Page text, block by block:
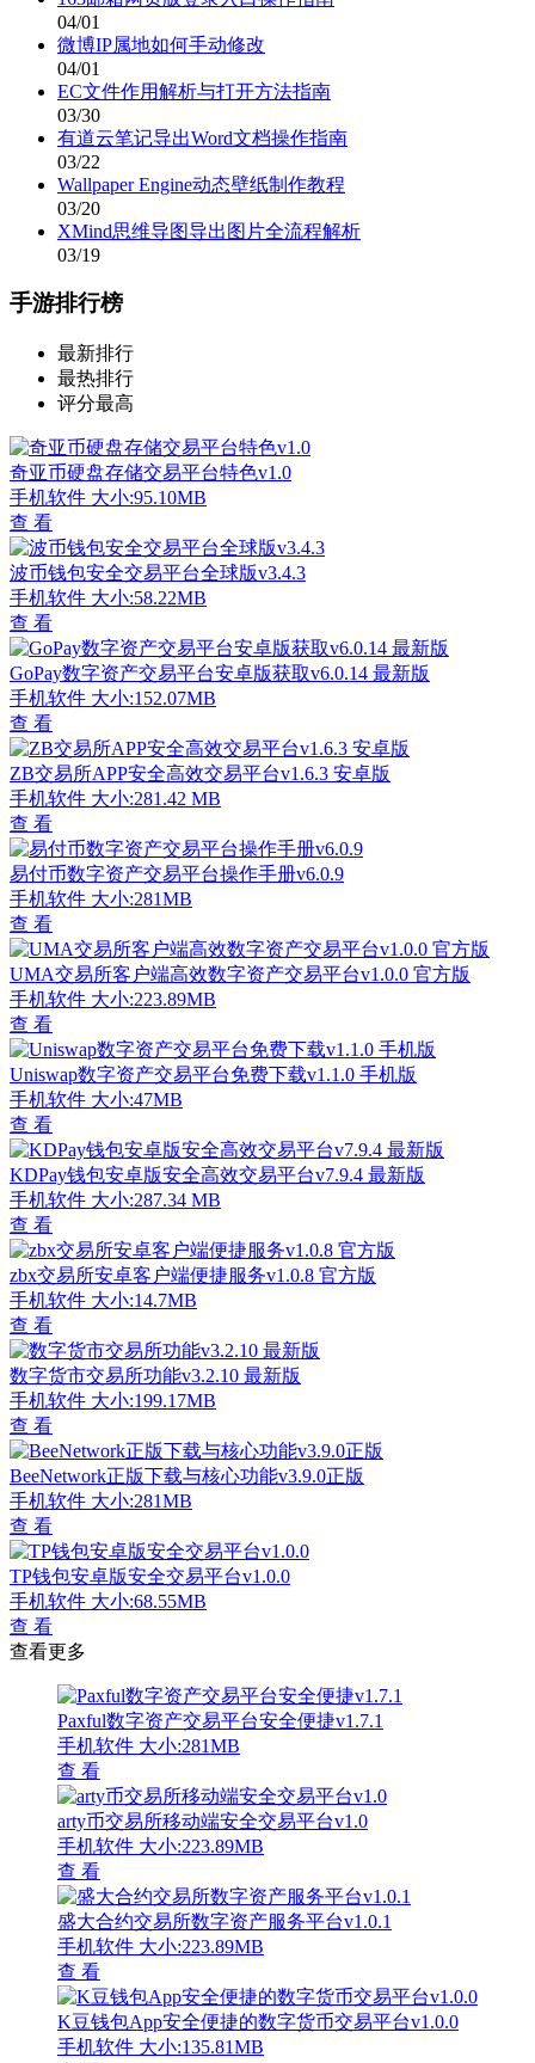
04/01
微博IP属地如何手动修改
04/01
EC文件作用解析与打开方法指南
03/30
有道云笔记导出Word文档操作指南
03/22
Wallpaper Engine动态壁纸制作教程
03/20
XMind思维导图导出图片全流程解析
03/19
手游排行榜
最新排行
最热排行
评分最高
奇亚币硬盘存储交易平台特色v1.0
手机软件 大小:95.10MB
查 看
波币钱包安全交易平台全球版v3.4.3
手机软件 大小:58.22MB
查 看
GoPay数字资产交易平台安卓版获取v6.0.14 最新版
手机软件 大小:152.07MB
查 看
ZB交易所APP安全高效交易平台v1.6.3 安卓版
手机软件 大小:281.42 MB
查 看
易付币数字资产交易平台操作手册v6.0.9
手机软件 大小:281MB
查 看
UMA交易所客户端高效数字资产交易平台v1.0.0 官方版
手机软件 大小:223.89MB
查 看
Uniswap数字资产交易平台免费下载v1.1.0 手机版
手机软件 大小:47MB
查 看
KDPay钱包安卓版安全高效交易平台v7.9.4 最新版
手机软件 大小:287.34 MB
查 看
zbx交易所安卓客户端便捷服务v1.0.8 官方版
手机软件 大小:14.7MB
查 看
数字货市交易所功能v3.2.10 最新版
手机软件 大小:199.17MB
查 看
BeeNetwork正版下载与核心功能v3.9.0正版
手机软件 大小:281MB
查 看
TP钱包安卓版安全交易平台v1.0.0
手机软件 大小:68.55MB
查 看
查看更多
Paxful数字资产交易平台安全便捷v1.7.1
手机软件 大小:281MB
查 看
arty币交易所移动端安全交易平台v1.0
手机软件 大小:223.89MB
查 看
盛大合约交易所数字资产服务平台v1.0.1
手机软件 大小:223.89MB
查 看
K豆钱包App安全便捷的数字货币交易平台v1.0.0
手机软件 大小:135.81MB